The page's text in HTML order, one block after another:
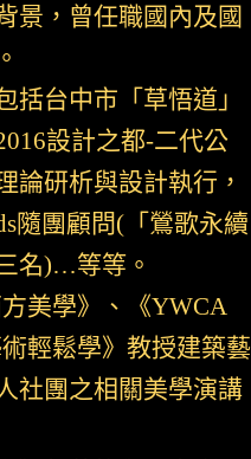
景，曾任職國內及國
台中市「草悟道」
設計之都-二代公
論研析與設計執行，
隨團顧問(「鶯歌永續
名)…等等。
美學》、《YWCA
輕鬆學》教授建築藝
社團之相關美學演講